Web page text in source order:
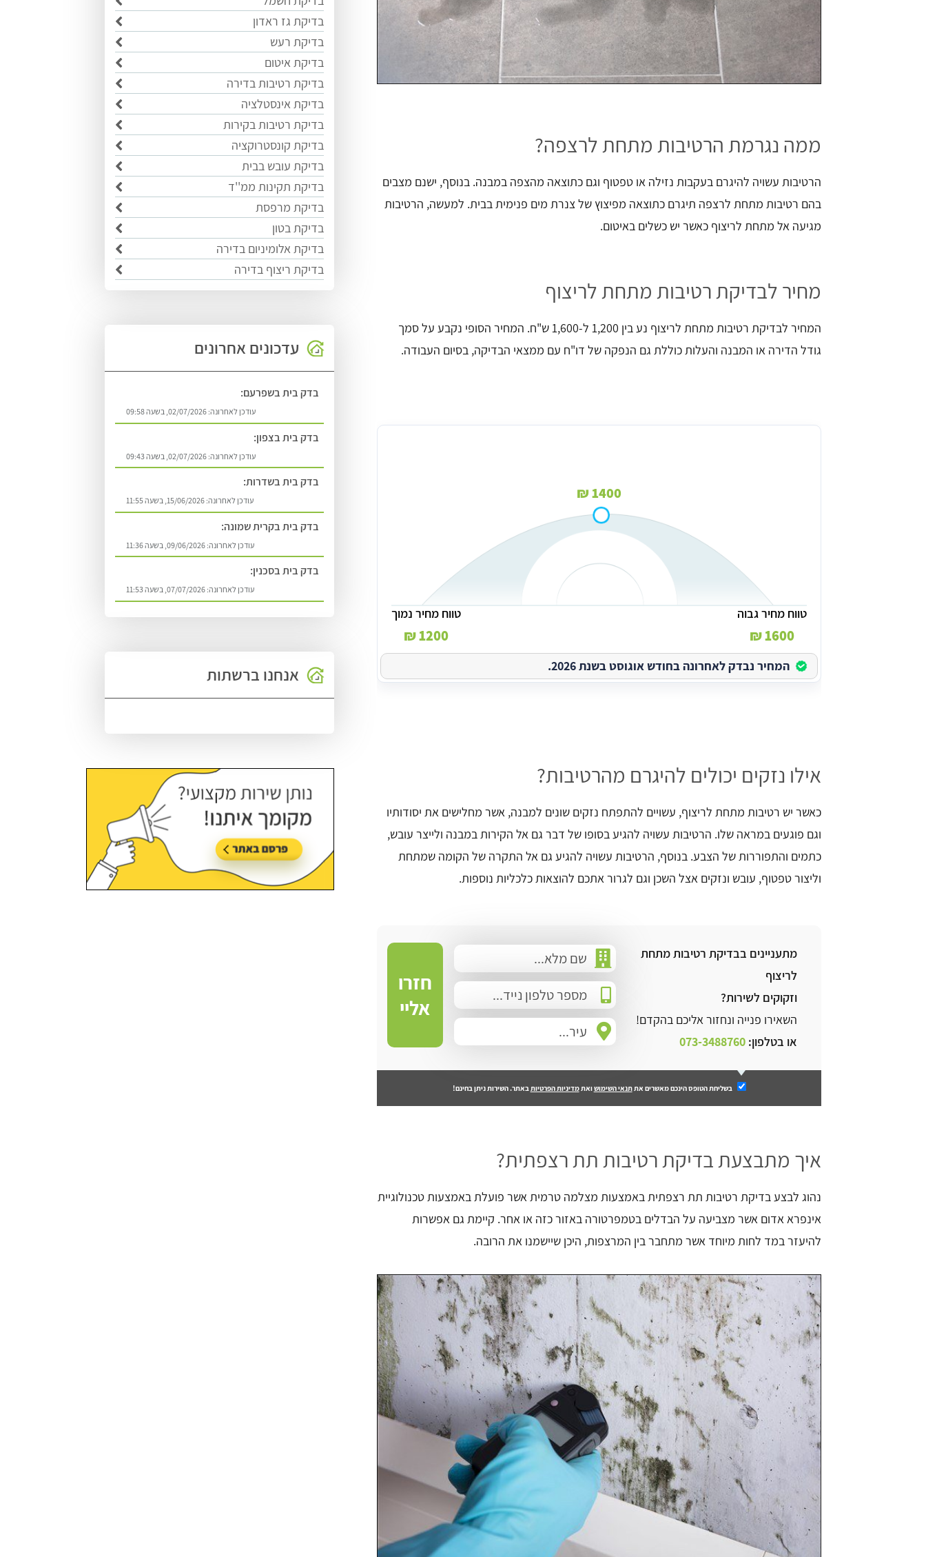
ממה נגרמת הרטיבות מתחת לרצפה?
הרטיבות עשויה להיגרם בעקבות נזילה או טפטוף וגם כתוצאה מהצפה במבנה. בנוסף, ישנם מצבים
בהם רטיבות מתחת לרצפה תיגרם כתוצאה מפיצוץ של צנרת מים פנימית בבית. למעשה, הרטיבות
מגיעה אל מתחת לריצוף כאשר יש כשלים באיטום.
מחיר לבדיקת רטיבות מתחת לריצוף
המחיר לבדיקת רטיבות מתחת לריצוף נע בין 1,200 ל-1,600 ש"ח. המחיר הסופי נקבע על סמך
גודל הדירה או המבנה והעלות כוללת גם הנפקה של דו"ח עם ממצאי הבדיקה, בסיום העבודה.
1400 ₪
טווח מחיר גבוה
1600 ₪
טווח מחיר נמוך
1200 ₪
המחיר נבדק לאחרונה בחודש אוגוסט בשנת 2026.
אילו נזקים יכולים להיגרם מהרטיבות?
כאשר יש רטיבות מתחת לריצוף, עשויים להתפתח נזקים שונים למבנה, אשר מחלישים את יסודותיו
וגם פוגעים במראה שלו. הרטיבות עשויה להגיע בסופו של דבר גם אל הקירות במבנה ולייצר עובש,
כתמים והתפוררות של הצבע. בנוסף, הרטיבות עשויה להגיע גם אל התקרה של הקומה שמתחת
וליצור טפטוף, עובש ונזקים אצל השכן וגם לגרור אתכם להוצאות כלכליות נוספות.
מתעניינים בבדיקת רטיבות מתחת
לריצוף
וזקוקים לשירות?
השאירו פנייה ונחזור אליכם בהקדם!
או בטלפון: 073-3488760
חזרו
אליי
בשליחת הטופס הינכם מאשרים אתתנאי השימושואתמדיניות הפרטיותבאתר. השירות ניתן בחינם!
איך מתבצעת בדיקת רטיבות תת רצפתית?
נהוג לבצע בדיקת רטיבות תת רצפתית באמצעות מצלמה טרמית אשר פועלת באמצעות טכנולוגיית
אינפרא אדום אשר מצביעה על הבדלים בטמפרטורה באזור כזה או אחר. קיימת גם אפשרות
להיעזר במד לחות מיוחד אשר מתחבר בין המרצפות, היכן שיישמנו את הרובה.
בדיקת גז ראדון
בדיקת רעש
בדיקת איטום
בדיקת רטיבות בדירה
בדיקת אינסטלציה
בדיקת רטיבות בקירות
בדיקת קונסטרוקציה
בדיקת עובש בבית
בדיקת תקינות ממ''ד
בדיקת מרפסת
בדיקת בטון
בדיקת אלומיניום בדירה
בדיקת ריצוף בדירה
עדכונים אחרונים
בדק בית בשפרעם:
עודכן לאחרונה: 02/07/2026, בשעה 09:58
בדק בית בצפון:
עודכן לאחרונה: 02/07/2026, בשעה 09:43
בדק בית בשדרות:
עודכן לאחרונה: 15/06/2026, בשעה 11:55
בדק בית בקרית שמונה:
עודכן לאחרונה: 09/06/2026, בשעה 11:36
בדק בית בסכנין:
עודכן לאחרונה: 07/07/2026, בשעה 11:53
אנחנו ברשתות